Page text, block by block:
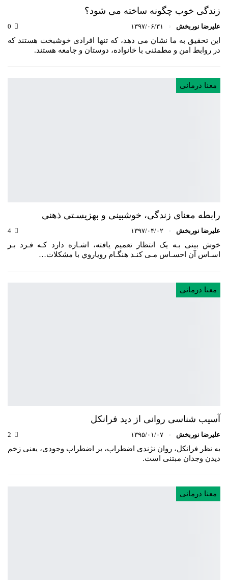
زندگی خوب چگونه ساخته می شود؟
علیرضا نوربخش ۱۳۹۷/۰۶/۳۱
این تحقیق به ما نشان می دهد، که تنها افرادی خوشبخت هستند که
در روابط امن و مطمئنی با خانواده، دوستان و جامعه هستند.
معنا درمانی
رابطه معنای زندگی، خوشبینی و بهزیسـتی ذهنی
علیرضا نوربخش ۱۳۹۷/۰۴/۰۲
خوش بینی بـه یک انتظار تعمیم یافته، اشـاره دارد کـه فـرد بـر
اسـاس آن احسـاس مـی کنـد هنگـام رویاروي با مشکلات…
معنا درمانی
آسیب شناسی روانی از دید فرانکل
علیرضا نوربخش ۱۳۹۵/۰۱/۰۷
به نظر فرانکل، روان نژندی اضطراب، بر اضطراب وجودی، یعنی زخم
دیدن وجدان مبتنی است.
معنا درمانی